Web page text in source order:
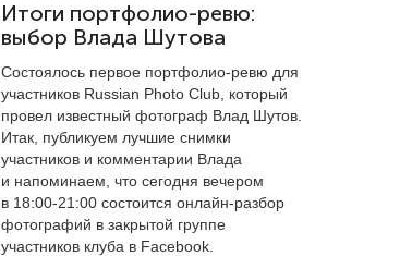
Итоги портфолио-ревю:
выбор Влада Шутова
Состоялось первое портфолио-ревю для
участников Russian Photo Club, который
провел известный фотограф Влад Шутов.
Итак, публикуем лучшие снимки
участников и комментарии Влада
и напоминаем, что сегодня вечером
в 18:00-21:00 состоится онлайн-разбор
фотографий в закрытой группе
участников клуба в Facebook.